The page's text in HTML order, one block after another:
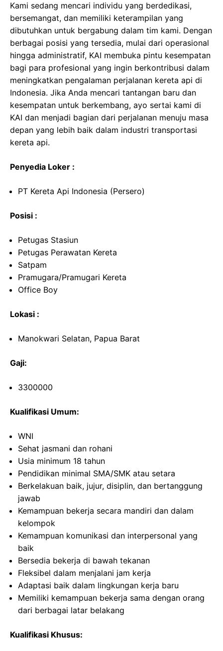
Kami sedang mencari individu yang berdedikasi,
bersemangat, dan memiliki keterampilan yang
dibutuhkan untuk bergabung dalam tim kami. Dengan
berbagai posisi yang tersedia, mulai dari operasional
hingga administratif, KAI membuka pintu kesempatan
bagi para profesional yang ingin berkontribusi dalam
meningkatkan pengalaman perjalanan kereta api di
Indonesia. Jika Anda mencari tantangan baru dan
kesempatan untuk berkembang, ayo sertai kami di
KAI dan menjadi bagian dari perjalanan menuju masa
depan yang lebih baik dalam industri transportasi
kereta api.
Penyedia Loker :
PT Kereta Api Indonesia (Persero)
Posisi :
Petugas Stasiun
Petugas Perawatan Kereta
Satpam
Pramugara/Pramugari Kereta
Office Boy
Lokasi :
Manokwari Selatan, Papua Barat
Gaji:
3300000
Kualifikasi Umum:
WNI
Sehat jasmani dan rohani
Usia minimum 18 tahun
Pendidikan minimal SMA/SMK atau setara
Berkelakuan baik, jujur, disiplin, dan bertanggung
jawab
Kemampuan bekerja secara mandiri dan dalam
kelompok
Kemampuan komunikasi dan interpersonal yang
baik
Bersedia bekerja di bawah tekanan
Fleksibel dalam menjalani jam kerja
Adaptasi baik dalam lingkungan kerja baru
Memiliki kemampuan bekerja sama dengan orang
dari berbagai latar belakang
Kualifikasi Khusus: